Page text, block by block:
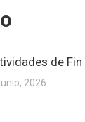
de Fin
2026